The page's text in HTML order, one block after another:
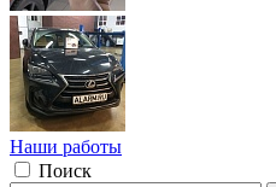
Наши работы
Поиск